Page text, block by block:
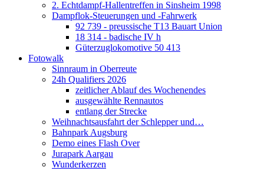
2. Echtdampf-Hallentreffen in Sinsheim 1998
Dampflok-Steuerungen und -Fahrwerk
92 739 - preussische T13 Bauart Union
18 314 - badische IV h
Güterzuglokomotive 50 413
Fotowalk
Sinnraum in Oberreute
24h Qualifiers 2026
zeitlicher Ablauf des Wochenendes
ausgewählte Rennautos
entlang der Strecke
Weihnachtsausfahrt der Schlepper und…
Bahnpark Augsburg
Demo eines Flash Over
Jurapark Aargau
Wunderkerzen